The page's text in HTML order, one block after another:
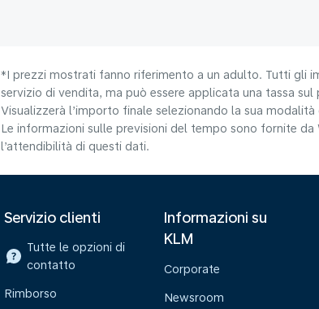
*I prezzi mostrati fanno riferimento a un adulto. Tutti gli
servizio di vendita, ma può essere applicata una tassa
Visualizzerà l’importo finale selezionando la sua
Le informazioni sulle previsioni del tempo sono fornite
l’attendibilità di questi dati.
Servizio clienti
Tutte le opzioni di
contatto
Rimborso
Informazioni su
KLM
Corporate
Newsroom